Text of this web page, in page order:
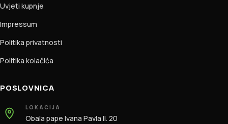
Uvjeti kupnje
Impressum
Politika privatnosti
Politika kolačića
POSLOVNICA
LOKACIJA
Obala pape Ivana Pavla II. 20